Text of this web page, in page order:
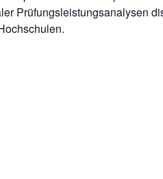
Prüfungsleistungsanalysen